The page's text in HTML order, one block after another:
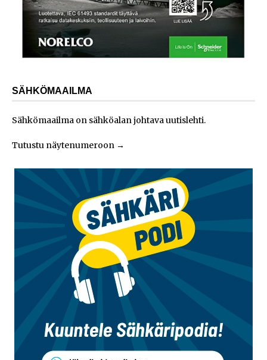
SÄHKÖMAAILMA
Sähkömaailma on sähköalan johtava uutislehti.
Tutustu näytenumeroon →